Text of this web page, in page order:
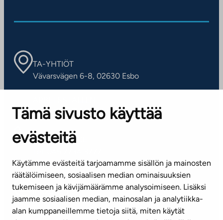
Tämä sivusto käyttää
evästeitä
Käytämme evästeitä tarjoamamme sisällön ja mainosten
räätälöimiseen, sosiaalisen median ominaisuuksien
tukemiseen ja kävijämäärämme analysoimiseen. Lisäksi
jaamme sosiaalisen median, mainosalan ja analytiikka-
alan kumppaneillemme tietoja siitä, miten käytät
TA-YHTIÖT
Vävarsvägen 6-8, 02630 Esbo
Kontaktinformation
KUNDSERVICE
(vardagar kl. 8–16)
info@ta.fi